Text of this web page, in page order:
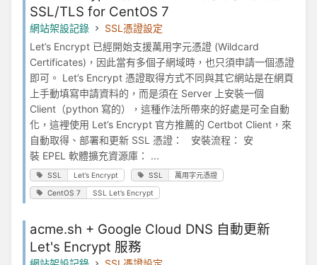
SSL/TLS for CentOS 7
網站架設記錄
SSL憑證設定
Let’s Encrypt 已經開始支援萬用字元憑證 (Wildcard
Certificates)，因此當有多個子網域時，也只須申請一個憑證
即可。 Let’s Encrypt 憑證取得方式不同與其它網站是在網頁
上手動填寫申請資料的，而是須在 Server 上安裝一個
Client（python 寫的），這種作法所帶來的好處是可全自動
化，這裡使用 Let’s Encrypt 官方推薦的 Certbot Client，來
自動取得、部署和更新 SSL 憑證： 安裝流程： 安
裝 EPEL 軟體擴充資源庫： ...
SSL Let’s Encrypt SSL 萬用字元憑證
CentOS 7 SSL Let’s Encrypt
acme.sh + Google Cloud DNS 自動更新
Let's Encrypt 服務